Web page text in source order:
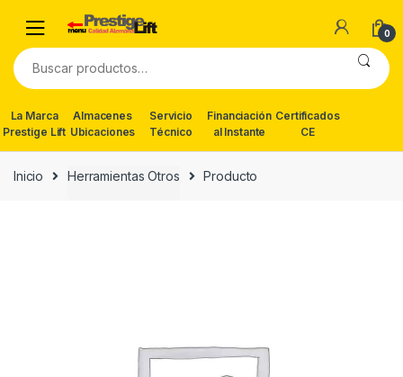
navigation
content
0
Buscar
por:
La Marca
Prestige Lift
Almacenes
Ubicaciones
Servicio
Técnico
Financiación
al Instante
Certificados
CE
Inicio Herramientas Otros Producto